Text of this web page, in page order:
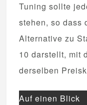
Tuning sollte
stehen, so dass
Alternative zu
10 darstellt, mit
derselben
Auf einen Blick